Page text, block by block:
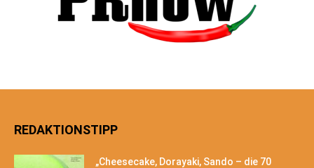
REDAKTIONSTIPP
„Cheesecake, Dorayaki, Sando – die 70